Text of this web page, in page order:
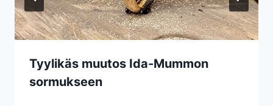
Tyylikäs muutos Ida-Mummon
sormukseen